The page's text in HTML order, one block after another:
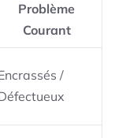
Problème
Courant
/